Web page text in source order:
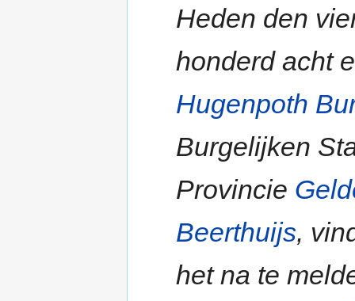
Heden den
honderd acht
Hugenpoth
Burgelijken
Provincie
Beerthuijs,
het na te